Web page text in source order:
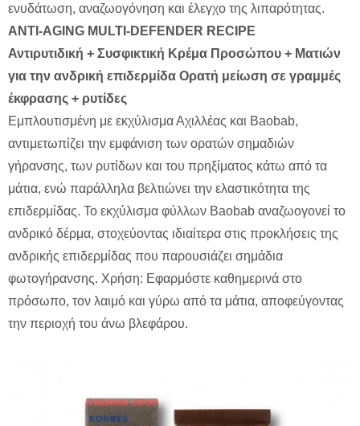
ενυδάτωση, αναζωογόνηση και έλεγχο της λιπαρότητας.
ANTI-AGING MULTI-DEFENDER RECIPE
Αντιρυτιδική + Συσφικτική Κρέμα Προσώπου + Ματιών
για την ανδρική επιδερμίδα Ορατή μείωση σε γραμμές
έκφρασης + ρυτίδες
Εμπλουτισμένη με εκχύλισμα Αχιλλέας και Baobab,
αντιμετωπίζει την εμφάνιση των ορατών σημαδιών
γήρανσης, των ρυτίδων και του πρηξίματος κάτω από τα
μάτια, ενώ παράλληλα βελτιώνει την ελαστικότητα της
επιδερμίδας. Το εκχύλισμα φύλλων Baobab αναζωογονεί το
ανδρικό δέρμα, στοχεύοντας ιδιαίτερα στις προκλήσεις της
ανδρικής επιδερμίδας που παρουσιάζει σημάδια
φωτογήρανσης. Χρήση: Εφαρμόστε καθημερινά στο
πρόσωπο, τον λαιμό και γύρω από τα μάτια, αποφεύγοντας
την περιοχή του άνω βλεφάρου.